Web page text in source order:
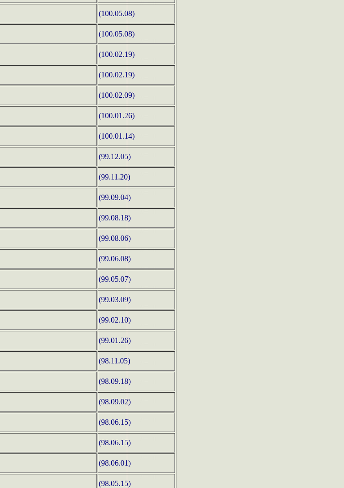
(100.05.08)
(100.05.08)
(100.02.19)
(100.02.19)
(100.02.09)
(100.01.26)
(100.01.14)
(99.12.05)
(99.11.20)
(99.09.04)
(99.08.18)
(99.08.06)
(99.06.08)
(99.05.07)
(99.03.09)
(99.02.10)
(99.01.26)
(98.11.05)
(98.09.18)
(98.09.02)
(98.06.15)
(98.06.15)
(98.06.01)
(98.05.15)